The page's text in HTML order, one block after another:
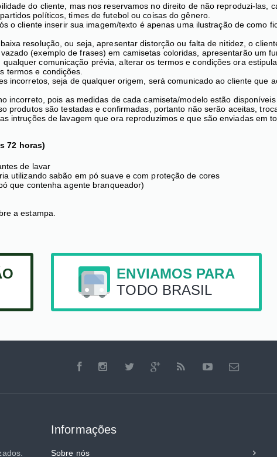
do cliente, mas nos reservamos no direito de não reproduzi-las,
políticos, times de futebol ou coisas do gênero.
o cliente inserir sua imagem/texto é apenas uma ilustração de como
resolução, ou seja, apresentar distorção ou falta de nitidez, o
(exemplo de frases) em camisetas coloridas, apresentarão um
comunicação prévia, alterar os termos e condições ora
termos e condições.
incorretos, seja de qualquer origem, será comunicado ao cliente
incorreto, pois as medidas de cada camiseta/modelo estão disponíveis
produtos são testadas e confirmadas, portanto não serão aceitas,
intruções de lavagem que ora reproduzimos e que são enviadas em
72 horas)
de lavar
utilizando sabão em pó suave e com proteção de cores
que contenha agente branqueador)
a estampa.
ENVIAMOS PARA
TODO BRASIL
Informações
Sobre nós